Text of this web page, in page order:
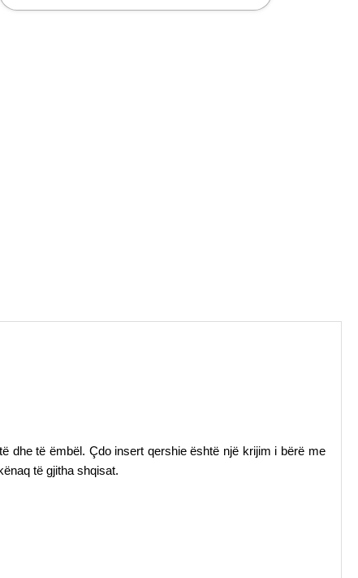
dhe të ëmbël. Çdo insert qershie është një krijim i bërë me
të gjitha shqisat.